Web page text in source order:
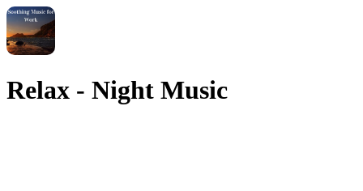
Relax - Night Music